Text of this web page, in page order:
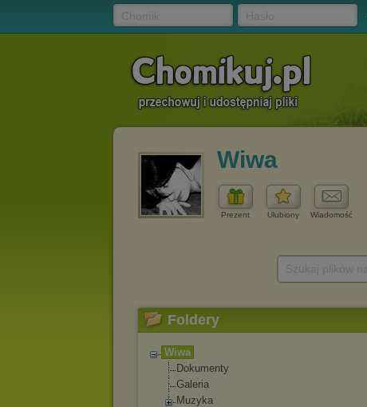
Wiwa
Prezent Ulubiony Wiadomość
Foldery
Wiwa
Dokumenty
Galeria
Muzyka